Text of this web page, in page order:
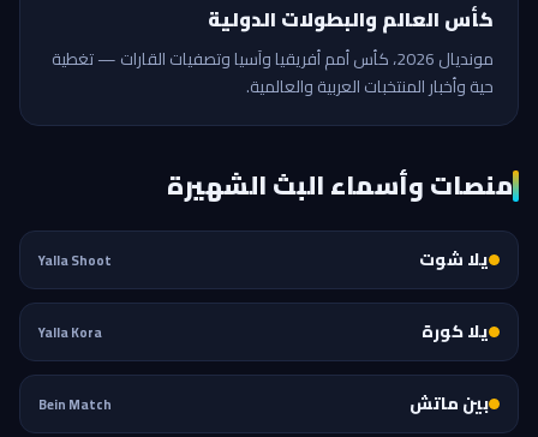
كأس العالم والبطولات الدولية
مونديال 2026، كأس أمم أفريقيا وآسيا وتصفيات القارات — تغطية
حية وأخبار المنتخبات العربية والعالمية.
منصات وأسماء البث الشهيرة
يلا شوت Yalla Shoot
يلا كورة Yalla Kora
بين ماتش Bein Match